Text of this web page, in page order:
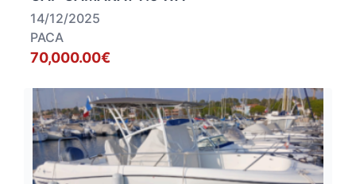
14/12/2025
PACA
70,000.00€